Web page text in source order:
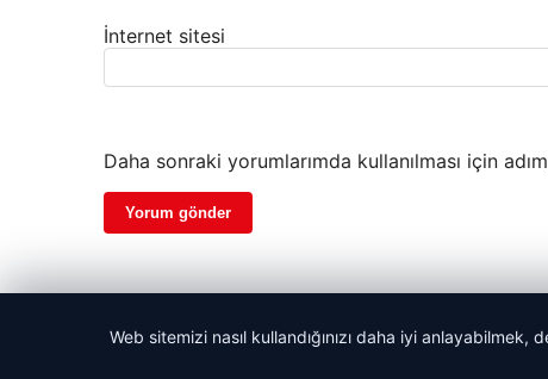
İnternet sitesi
Daha sonraki yorumlarımda kullanılması için
© 2026 Haber Ekran
Web sitemizi nasıl kullandığınızı daha iyi